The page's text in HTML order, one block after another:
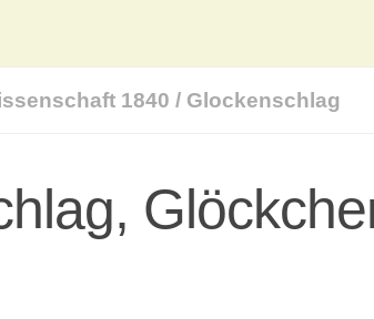
1840 / Glockenschlag